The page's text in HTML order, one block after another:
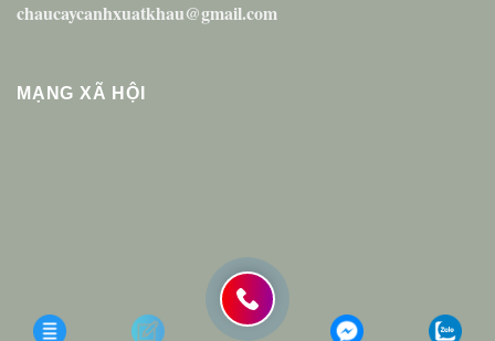
chaucaycanhxuatkhau@gmail.com
MẠNG XÃ HỘI